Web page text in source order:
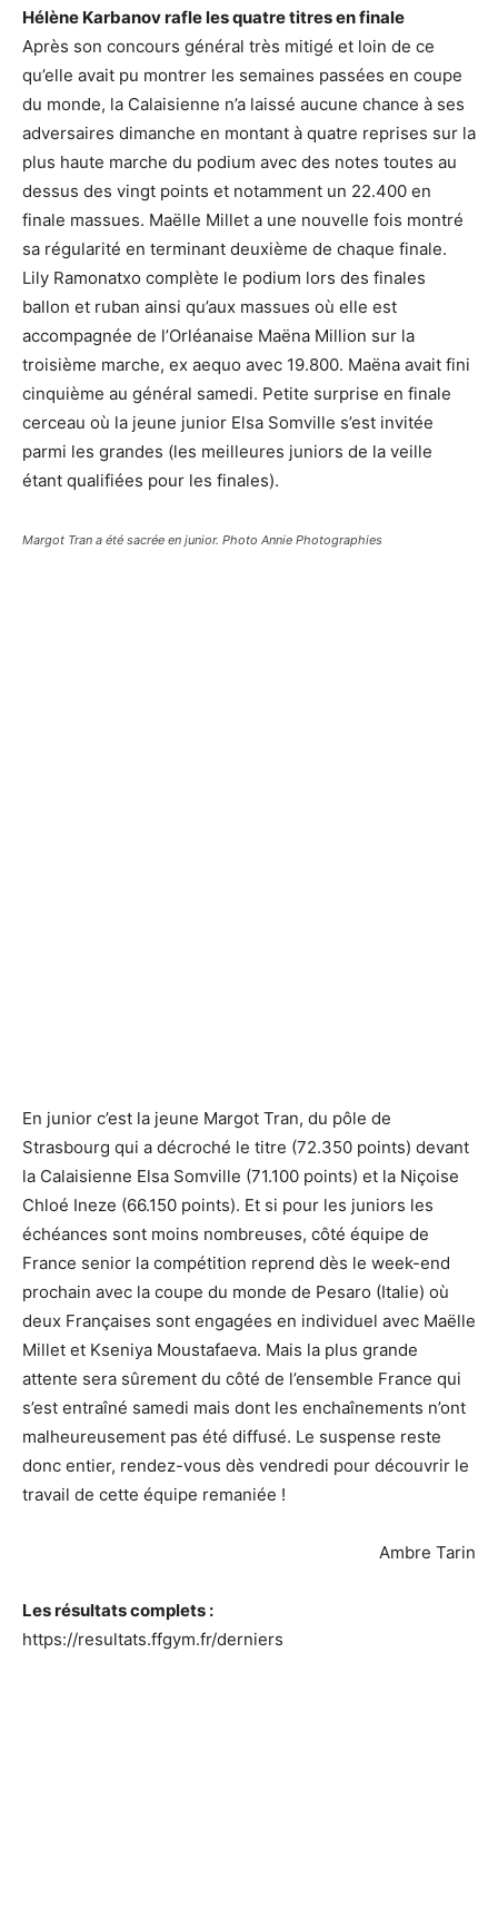
Hélène Karbanov rafle les quatre titres en finale
Après son concours général très mitigé et loin de ce
qu’elle avait pu montrer les semaines passées en coupe
du monde, la Calaisienne n’a laissé aucune chance à ses
adversaires dimanche en montant à quatre reprises sur la
plus haute marche du podium avec des notes toutes au
dessus des vingt points et notamment un 22.400 en
finale massues. Maëlle Millet a une nouvelle fois montré
sa régularité en terminant deuxième de chaque finale.
Lily Ramonatxo complète le podium lors des finales
ballon et ruban ainsi qu’aux massues où elle est
accompagnée de l’Orléanaise Maëna Million sur la
troisième marche, ex aequo avec 19.800. Maëna avait fini
cinquième au général samedi. Petite surprise en finale
cerceau où la jeune junior Elsa Somville s’est invitée
parmi les grandes (les meilleures juniors de la veille
étant qualifiées pour les finales).
Margot Tran a été sacrée en junior. Photo Annie Photographies
En junior c’est la jeune Margot Tran, du pôle de
Strasbourg qui a décroché le titre (72.350 points) devant
la Calaisienne Elsa Somville (71.100 points) et la Niçoise
Chloé Ineze (66.150 points). Et si pour les juniors les
échéances sont moins nombreuses, côté équipe de
France senior la compétition reprend dès le week-end
prochain avec la coupe du monde de Pesaro (Italie) où
deux Françaises sont engagées en individuel avec Maëlle
Millet et Kseniya Moustafaeva. Mais la plus grande
attente sera sûrement du côté de l’ensemble France qui
s’est entraîné samedi mais dont les enchaînements n’ont
malheureusement pas été diffusé. Le suspense reste
donc entier, rendez-vous dès vendredi pour découvrir le
travail de cette équipe remaniée !
Ambre Tarin
Les résultats complets :
https://resultats.ffgym.fr/derniers